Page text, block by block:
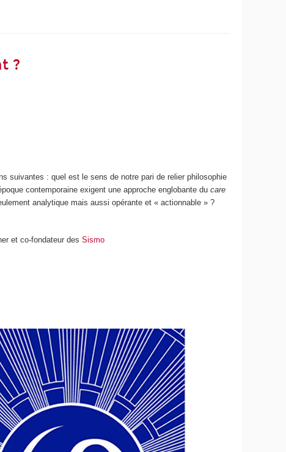
?
suivantes : quel est le sens de notre pari de relier philosophie
contemporaine exigent une approche englobante ducare
analytique mais aussi opérante et « actionnable » ?
et co-fondateur des Sismo